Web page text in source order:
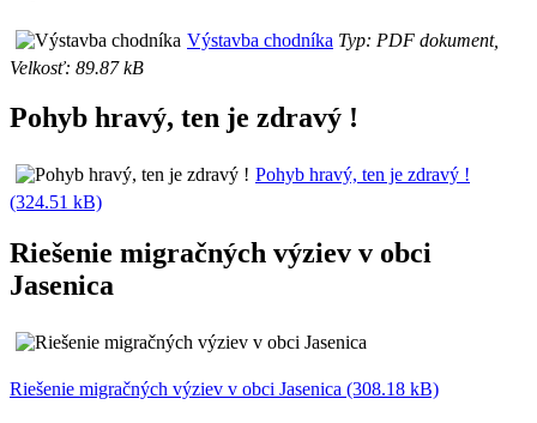
Výstavba chodníka Typ: PDF dokument,
Velkosť: 89.87 kB
Pohyb hravý, ten je zdravý !
Pohyb hravý, ten je zdravý !
(324.51 kB)
Riešenie migračných výziev v obci
Jasenica
Riešenie migračných výziev v obci Jasenica (308.18 kB)